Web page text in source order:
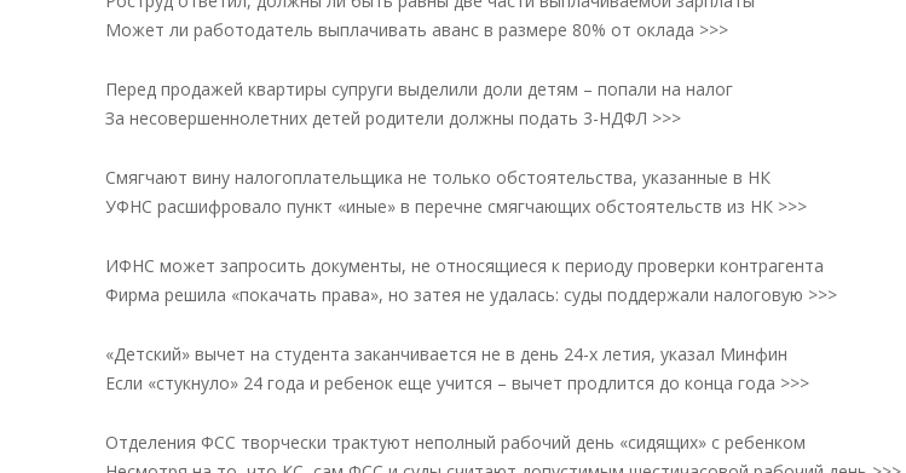
Может ли работодатель выплачивать аванс в размере 80% от оклада >>>
Перед продажей квартиры супруги выделили доли детям – попали на налог
За несовершеннолетних детей родители должны подать 3-НДФЛ >>>
Смягчают вину налогоплательщика не только обстоятельства, указанные в НК
УФНС расшифровало пункт «иные» в перечне смягчающих обстоятельств из НК >>>
ИФНС может запросить документы, не относящиеся к периоду проверки контрагента
Фирма решила «покачать права», но затея не удалась: суды поддержали налоговую >>>
«Детский» вычет на студента заканчивается не в день 24-х летия, указал Минфин
Если «стукнуло» 24 года и ребенок еще учится – вычет продлится до конца года >>>
Отделения ФСС творчески трактуют неполный рабочий день «сидящих» с ребенком